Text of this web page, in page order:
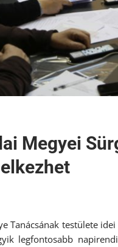
Megyei
Tanácsának testülete
legfontosabb